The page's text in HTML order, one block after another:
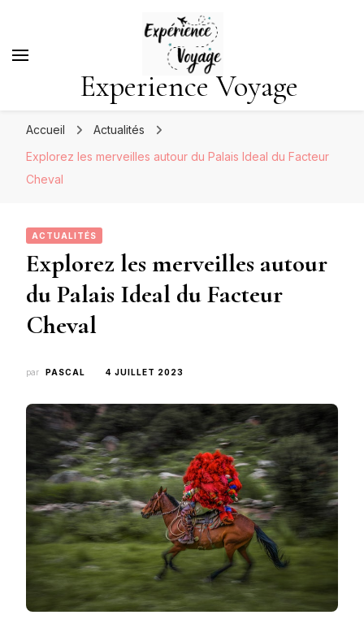
Experience Voyage
Accueil
Actualités
Explorez les merveilles autour du Palais Ideal du Facteur
Cheval
ACTUALITÉS
Explorez les merveilles autour
du Palais Ideal du Facteur
Cheval
par PASCAL 4 JUILLET 2023